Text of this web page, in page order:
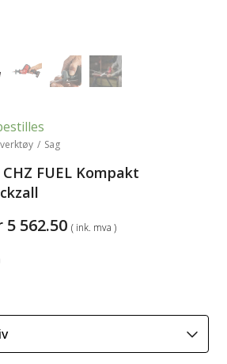
/ Sag
FUEL Kompakt
5 562.50Prisområde:
kr2
( ink. mva )